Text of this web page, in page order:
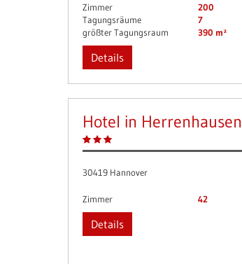
Zimmer
200
Tagungsräume
7
größter Tagungsraum
390 m²
Details
Hotel in Herrenhausen
30419 Hannover
Zimmer 42
Details